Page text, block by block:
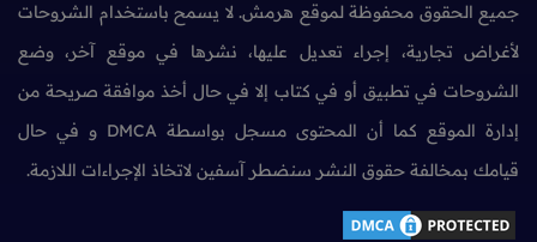
جميع الحقوق محفوظة لموقع هرمش. لا يسمح باستخدام الشروحات
لأغراض تجارية، إجراء تعديل عليها، نشرها في موقع آخر، وضع
الشروحات في تطبيق أو في كتاب إلا في حال أخذ موافقة صريحة من
إدارة الموقع كما أن المحتوى مسجل بواسطة DMCA و في حال
قيامك بمخالفة حقوق النشر سنضطر آسفين لاتخاذ الإجراءات اللازمة.